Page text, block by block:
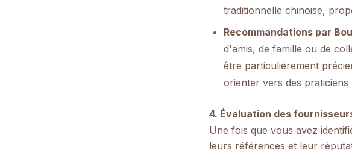
traditionnelle chinoise,
Recommandations par
d'amis, de famille ou de
être particulièrement
orienter vers des
4. Évaluation des
Une fois que vous avez
leurs références et leur